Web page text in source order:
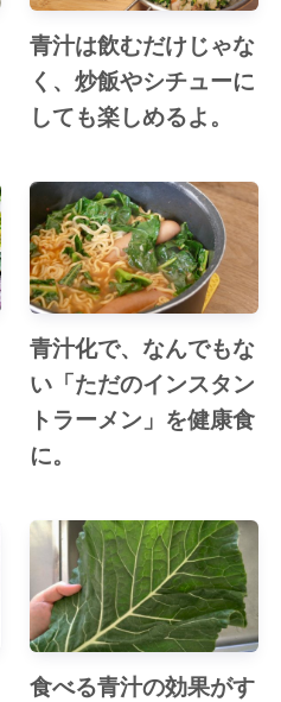
青汁は飲むだけじゃな
く、炒飯やシチューに
しても楽しめるよ。
青汁化で、なんでもな
い「ただのインスタン
トラーメン」を健康食
に。
食べる青汁の効果がす